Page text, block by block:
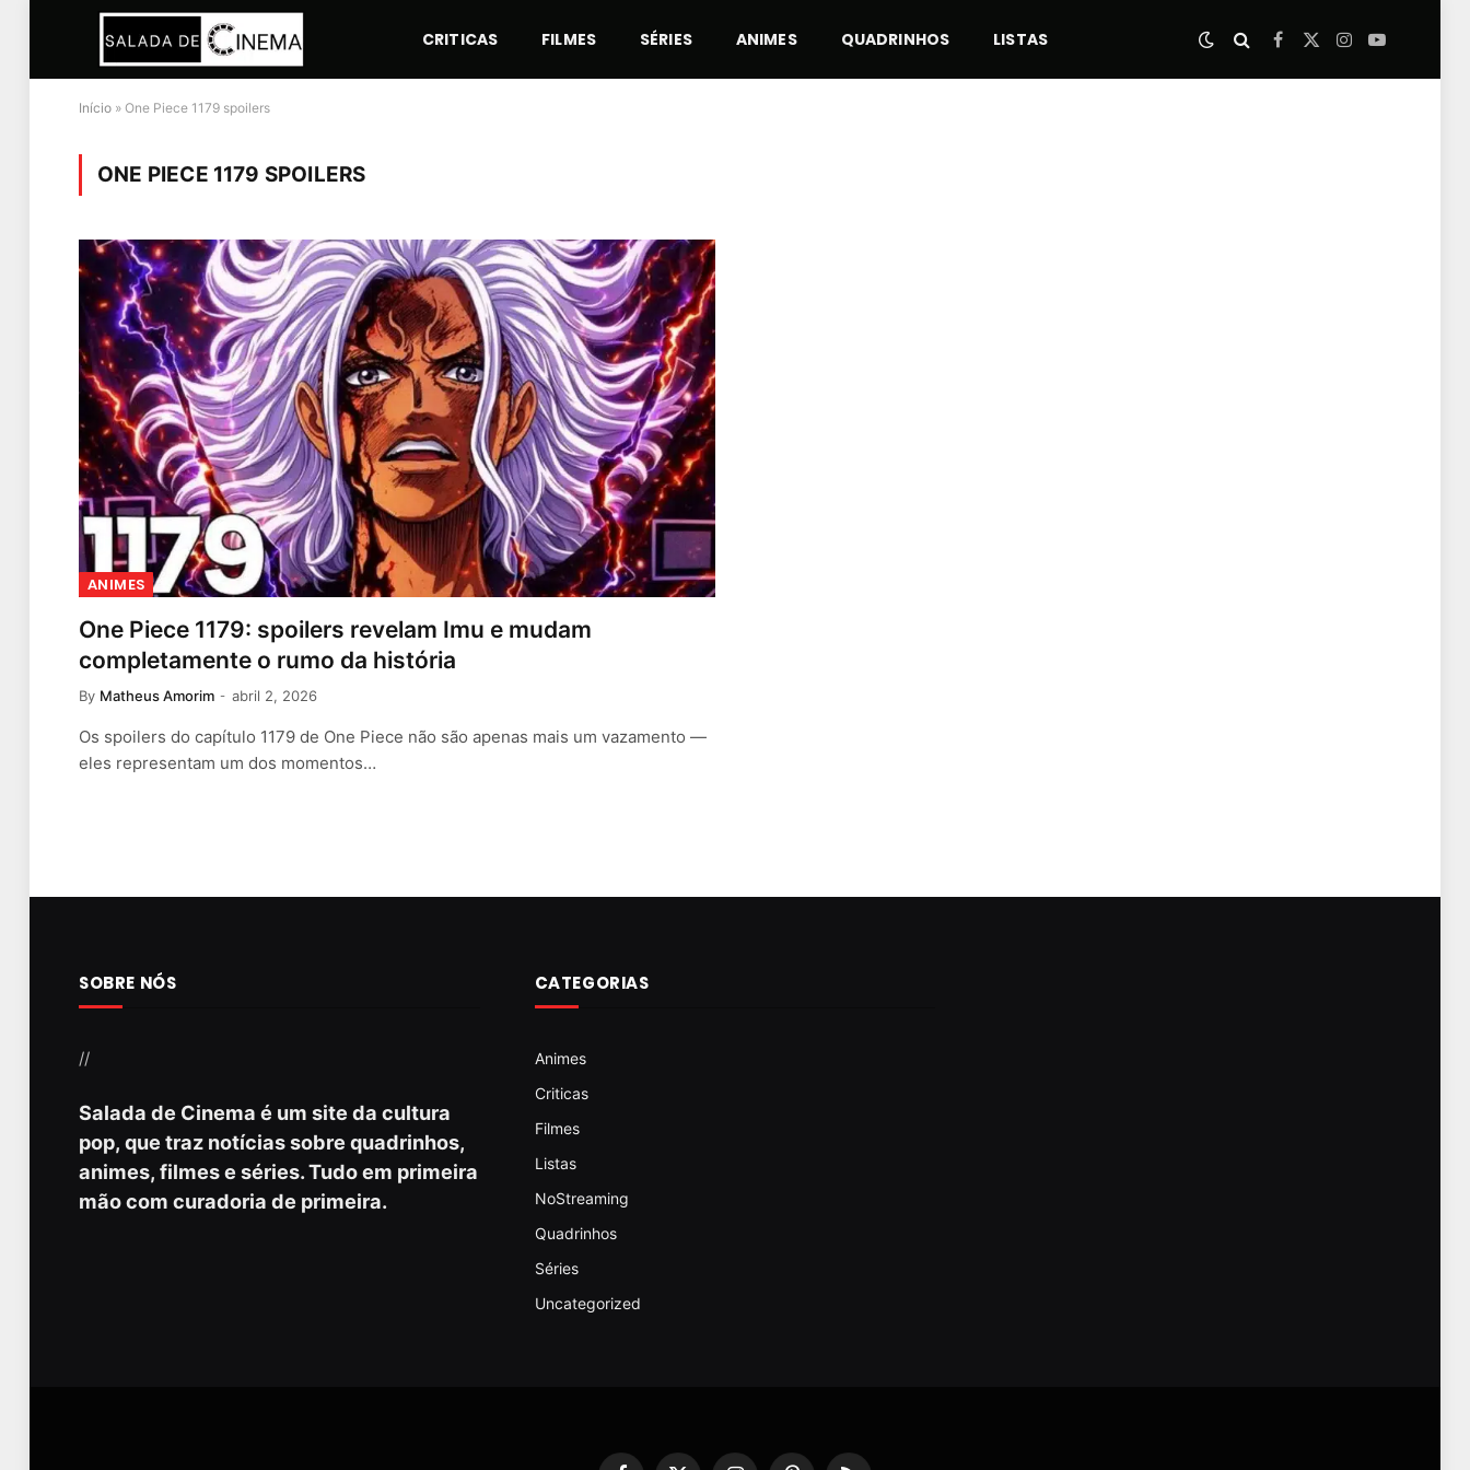
CRITICAS FILMES SÉRIES ANIMES QUADRINHOS LISTAS Facebook
X
Instagram
YouTube
Início » One Piece 1179 spoilers
ONE PIECE 1179 SPOILERS
ANIMES
One Piece 1179: spoilers revelam Imu e mudam
completamente o rumo da história
By Matheus Amorim abril 2, 2026
Os spoilers do capítulo 1179 de One Piece não são apenas mais um vazamento —
eles representam um dos momentos…
SOBRE NÓS
//
Salada de Cinema é um site da cultura
pop, que traz notícias sobre quadrinhos,
animes, filmes e séries. Tudo em primeira
mão com curadoria de primeira.
CATEGORIAS
Animes
Criticas
Filmes
Listas
NoStreaming
Quadrinhos
Séries
Uncategorized